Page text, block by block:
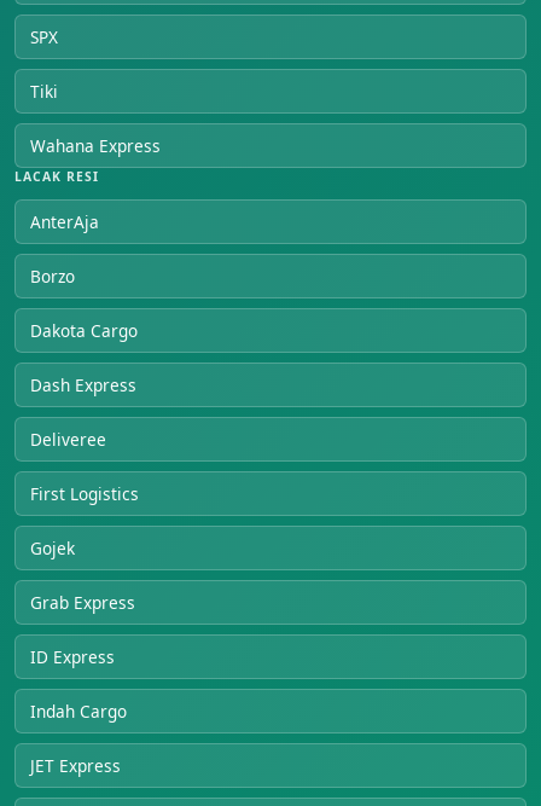
SPX
Tiki
Wahana Express
LACAK RESI
AnterAja
Borzo
Dakota Cargo
Dash Express
Deliveree
First Logistics
Gojek
Grab Express
ID Express
Indah Cargo
JET Express